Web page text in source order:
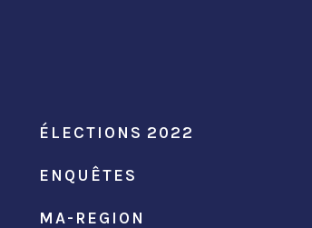
ÉLECTIONS 2022
ENQUÊTES
MA-REGION